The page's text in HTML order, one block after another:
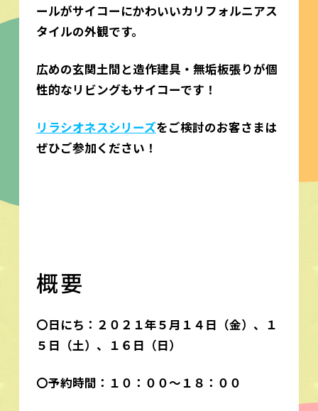
ールがサイコーにかわいいカリフォルニアス
タイルの外観です。
広めの玄関土間と造作建具・無垢板張りが個
性的なリビングもサイコーです！
リラシオネスシリーズをご検討のお客さまは
ぜひご参加ください！
概要
〇日にち：２０２１年５月１４日（金）、１
５日（土）、１６日（日）
〇予約時間：１０：００～１８：００